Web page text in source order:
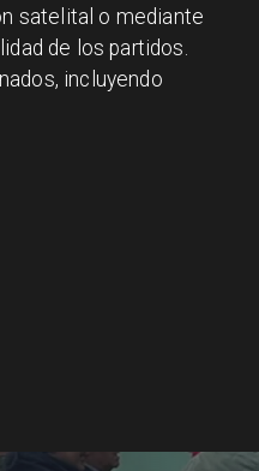
satelital o mediante
de los partidos.
incluyendo